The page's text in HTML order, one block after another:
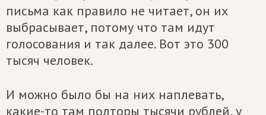
письма как правило не читает, он их
выбрасывает, потому что там идут
голосования и так далее. Вот это 300
тысяч человек.
И можно было бы на них наплевать,
какие-то там полторы тысячи рублей, у